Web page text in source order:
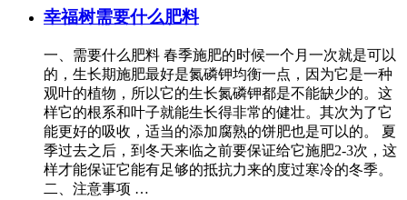
幸福树需要什么肥料
一、需要什么肥料 春季施肥的时候一个月一次就是可以
的，生长期施肥最好是氮磷钾均衡一点，因为它是一种
观叶的植物，所以它的生长氮磷钾都是不能缺少的。这
样它的根系和叶子就能生长得非常的健壮。其次为了它
能更好的吸收，适当的添加腐熟的饼肥也是可以的。 夏
季过去之后，到冬天来临之前要保证给它施肥2-3次，这
样才能保证它能有足够的抵抗力来的度过寒冷的冬季。
二、注意事项 …